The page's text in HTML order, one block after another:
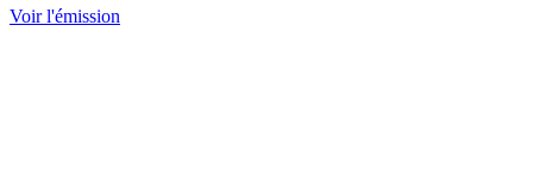
Voir l'émission